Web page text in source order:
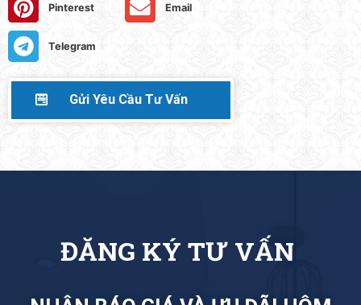
Pinterest Email
Telegram
Gửi Yêu Cầu Tư Vấn
ĐĂNG KÝ TƯ VẤN